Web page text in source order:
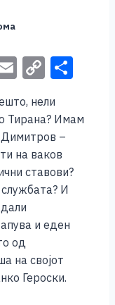
E
ai
l
C
p
y
Li
n
k
ar
нели
Тирана? Имам
–
на ваков
ставови?
И
и еден
од
на својот
Героски.